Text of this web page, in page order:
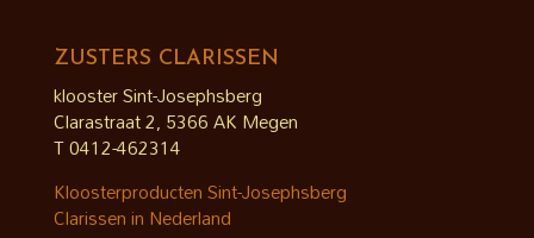
ZUSTERS CLARISSEN
klooster Sint-Josephsberg
Clarastraat 2, 5366 AK Megen
T 0412-462314
Kloosterproducten Sint-Josephsberg
Clarissen in Nederland